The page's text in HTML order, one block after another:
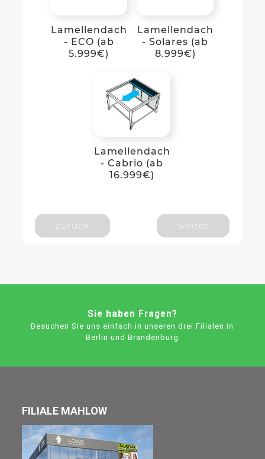
Lamellendach
- ECO (ab
5.999€)
Lamellendach
- Solares (ab
8.999€)
Lamellendach
- Cabrio (ab
16.999€)
zurück weiter
Sie haben Fragen?
Besuchen Sie uns einfach in unseren drei Filialen in
Berlin und Brandenburg
FILIALE MAHLOW